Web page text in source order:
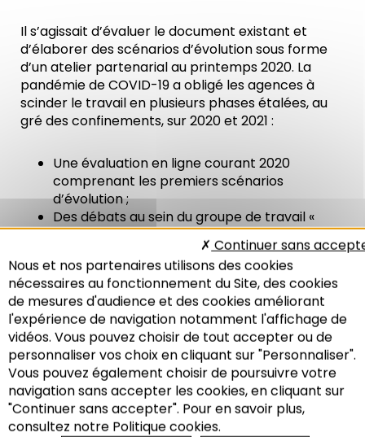
Recherche
Il s’agissait d’évaluer le document existant et
d’élaborer des scénarios d’évolution sous forme
d’un atelier partenarial au printemps 2020. La
pandémie de COVID-19 a obligé les agences à
scinder le travail en plusieurs phases étalées, au
gré des confinements, sur 2020 et 2021 :
Une évaluation en ligne courant 2020
comprenant les premiers scénarios
d’évolution ;
Des débats au sein du groupe de travail «
aménagement » qui ont montré l’importance
de mobiliser les partenaires français, qui ont
besoin d’une articulation plus fine de leurs
élus sur ces sujets ;
L’élaboration d’un scénario en groupe de
travail restreint et sa validation en groupe de
travail «aménagement» ;
Avant la validation du scénario retenu par
l’assemblée plénière de la CRS début 2021.
RHIN SUPÉRIEUR
Nous et nos partenaires utilisons des cookies
nécessaires au fonctionnement du Site, des cookies
de mesures d'audience et des cookies améliorant
l'expérience de navigation notamment l'affichage de
vidéos. Vous pouvez choisir de tout accepter ou de
personnaliser vos choix en cliquant sur "Personnaliser".
Vous pouvez également choisir de poursuivre votre
navigation sans accepter les cookies, en cliquant sur
"Continuer sans accepter". Pour en savoir plus,
consultez notre Politique cookies.
Continuer sans